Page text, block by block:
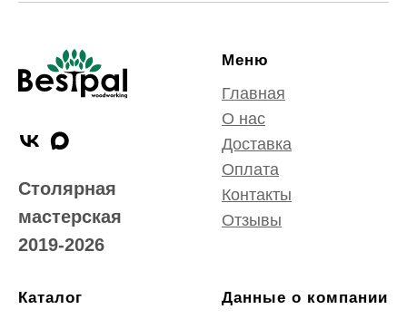
Столярная
мастерская
2019-2026
Меню
Главная
О нас
Доставка
Оплата
Контакты
Отзывы
Каталог Данные о компании